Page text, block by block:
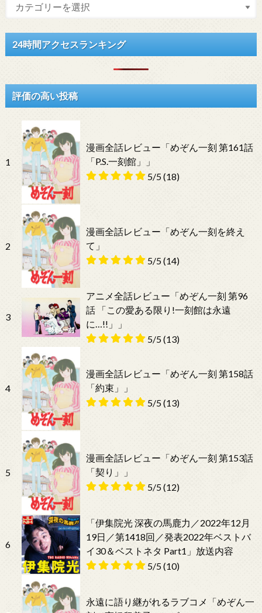
24時間アクセスランキング
評価の高い投稿
1
漫画全話レビュー「めぞん一刻 第161話
「P.S.一刻館」」
5/5(18)
2
漫画全話レビュー「めぞん一刻を終え
て」
5/5(14)
3
アニメ全話レビュー「めぞん一刻 第96
話 「この愛ある限り!一刻館は永遠
に…!!」」
5/5(13)
4
漫画全話レビュー「めぞん一刻 第158話
「約束」」
5/5(13)
5
漫画全話レビュー「めぞん一刻 第153話
「契り」」
5/5(12)
6
「伊集院光 深夜の馬鹿力／2022年12月
19日／第1418回／発表2022年ベストバ
イ30＆ベストネタ Part1」放送内容
5/5(10)
永遠に語り継がれるラブコメ「めぞん一